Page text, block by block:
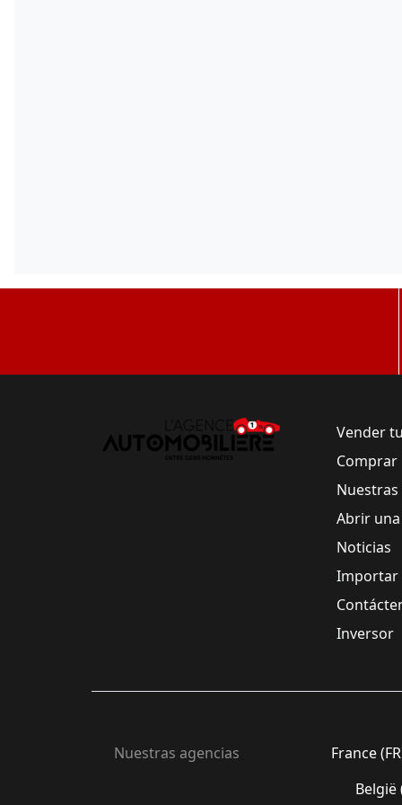
Vender
Abrir
Noticias
Importar
Inversor
Nuestras agencias
France
België